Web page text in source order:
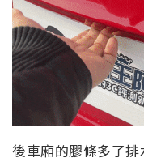
後車廂的膠條多了